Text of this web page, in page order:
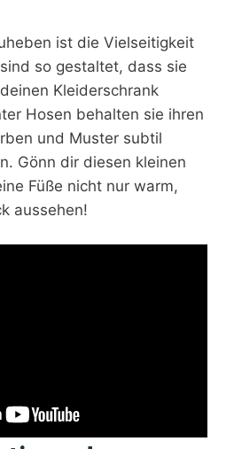
ist die Vielseitigkeit
so gestaltet, dass sie
Kleiderschrank
Hosen behalten sie ihren
und Muster subtil
Gönn dir diesen kleinen
Füße nicht nur warm,
aussehen!